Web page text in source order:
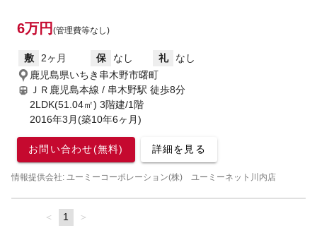
6万円 (管理費等なし)
敷 2ヶ月 保 なし 礼
なし
鹿児島県いちき串木野市曙町
ＪＲ鹿児島本線 / 串木野駅 徒歩8分
2LDK(51.04㎡) 3階建/1階
2016年3月(築10年6ヶ月)
お問い合わせ(無料) 詳細を見る
情報提供会社: ユーミーコーポレーション(株) ユーミーネット川内店
page
You're
1 page